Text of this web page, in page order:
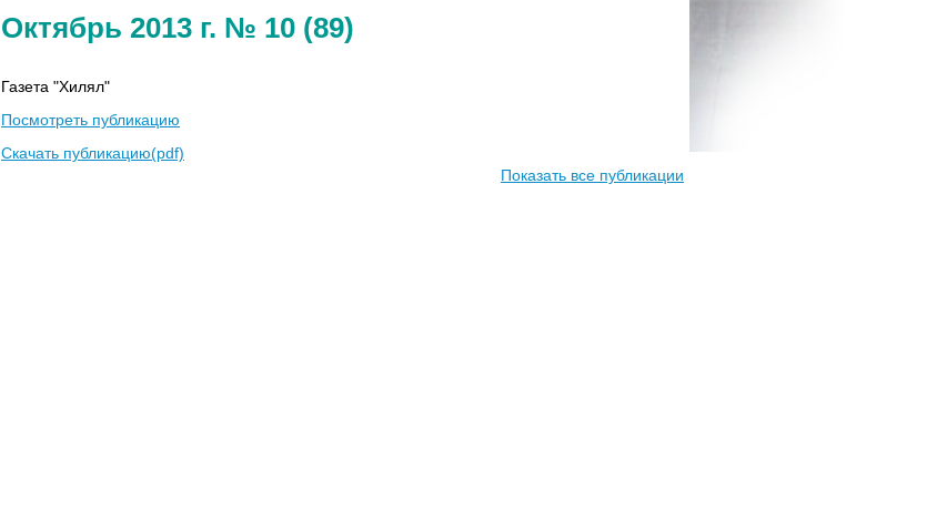
Октябрь 2013 г. № 10 (89)
Газета "Хилял"
Посмотреть публикацию
Скачать публикацию(pdf)
Показать все публикации